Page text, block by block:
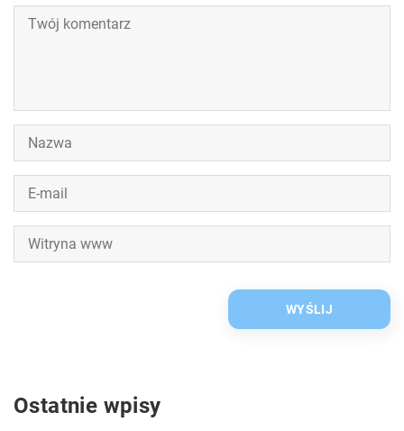
Ostatnie wpisy